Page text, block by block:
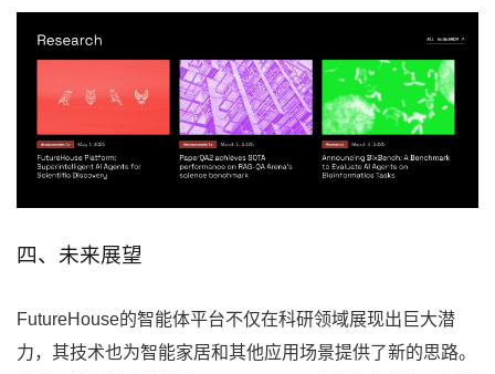
四、未来展望
FutureHouse的智能体平台不仅在科研领域展现出巨大潜
力，其技术也为智能家居和其他应用场景提供了新的思路。